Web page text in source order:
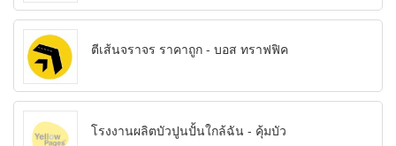
ตีเส้นจราจร ราคาถูก - บอส ทราฟฟิค
โรงงานผลิตบัวปูนปั้นใกล้ฉัน - คุ้มบัว